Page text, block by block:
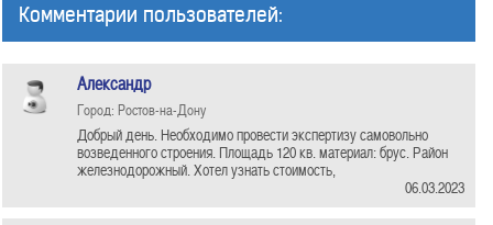
Комментарии пользователей:
Александр
Город: Ростов-на-Дону
Добрый день. Необходимо провести экспертизу самовольно
возведенного строения. Площадь 120 кв. материал: брус. Район
железнодорожный. Хотел узнать стоимость,
06.03.2023